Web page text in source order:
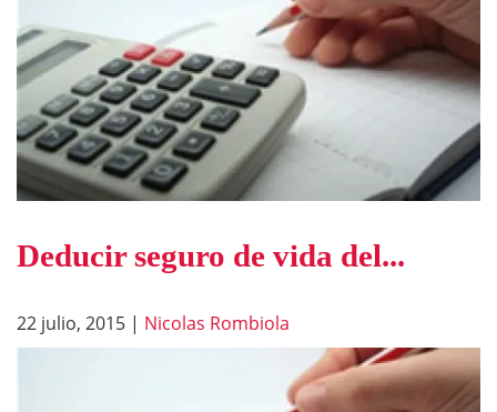
Deducir seguro de vida del...
22 julio, 2015 | Nicolas Rombiola